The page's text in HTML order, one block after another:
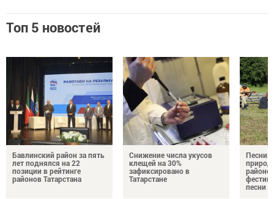
Топ 5 новостей
Бавлинский район за пять
лет поднялся на 22
позиции в рейтинге
районов Татарстана
Снижение числа укусов
клещей на 30%
зафиксировано в
Татарстане
Песни
районе
песни